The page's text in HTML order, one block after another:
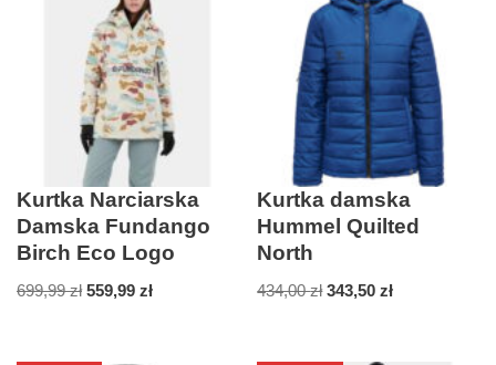
Kurtka Narciarska
Damska Fundango
Birch Eco Logo
699,99zł 559,99 zł
Kurtka damska
Hummel Quilted
North
434,00zł 343,50zł